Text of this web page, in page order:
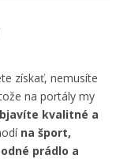
získať, nemusíte
na portály my
kvalitné a
na šport,
prádlo a